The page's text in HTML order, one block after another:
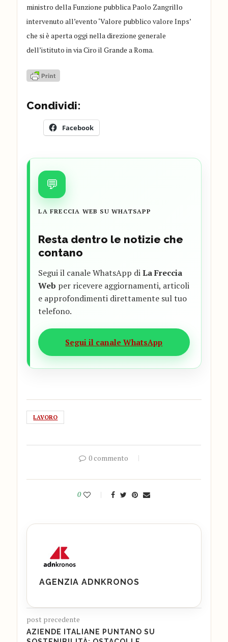
ministro della Funzione pubblica Paolo Zangrillo
intervenuto all’evento ‘Valore pubblico valore Inps’
che si è aperta oggi nella direzione generale
dell’istituto in via Ciro il Grande a Roma.
Condividi:
Facebook
💬
LA FRECCIA WEB SU WHATSAPP
Resta dentro le notizie che
contano
Segui il canale WhatsApp diLa Freccia
Web per ricevere aggiornamenti, articoli
e approfondimenti direttamente sul tuo
telefono.
Segui il canale WhatsApp
LAVORO
0 commento
0
AGENZIA ADNKRONOS
post precedente
AZIENDE ITALIANE PUNTANO SU